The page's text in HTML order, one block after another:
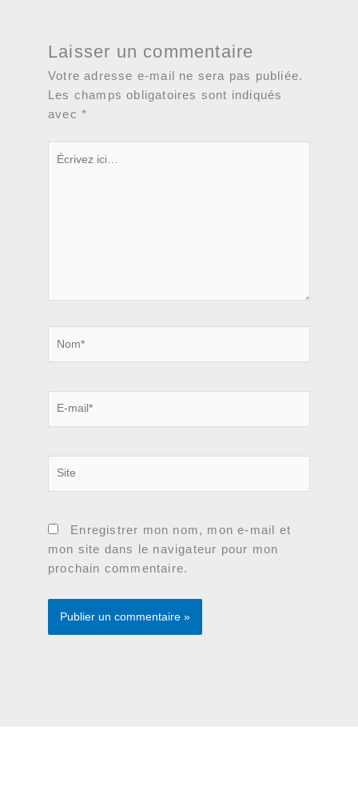
Laisser un commentaire
Votre adresse e-mail ne sera pas publiée.
Les champs obligatoires sont indiqués
avec *
Écrivez
Enregistrer mon nom, mon e-mail et
mon site dans le navigateur pour mon
prochain commentaire.